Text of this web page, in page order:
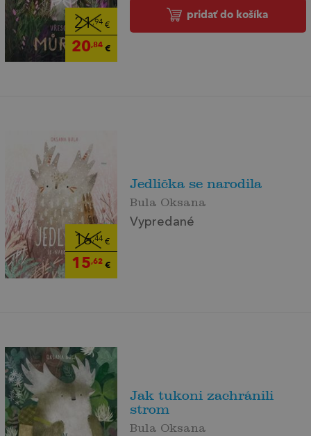
21,94€
20,84€
pridať do košíka
16,44€
15,62€
Jedlička se narodila
Bula Oksana
Vypredané
Jak tukoni zachránili
strom
Bula Oksana